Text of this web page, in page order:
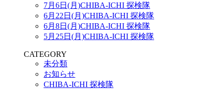
7月6日(月)CHIBA-ICHI 探検隊
6月22日(月)CHIBA-ICHI 探検隊
6月8日(月)CHIBA-ICHI 探検隊
5月25日(月)CHIBA-ICHI 探検隊
CATEGORY
未分類
お知らせ
CHIBA-ICHI 探検隊